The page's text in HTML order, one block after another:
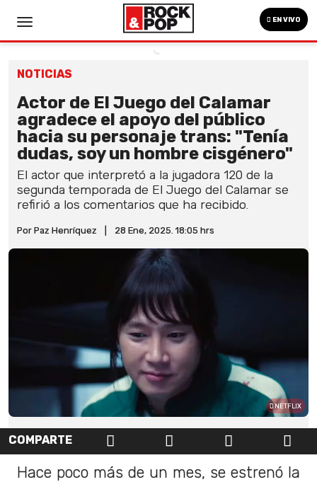
EN VIVO
NOTICIAS
Actor de El Juego del Calamar
agradece el apoyo del público
hacia su personaje trans: "Tenía
dudas, soy un hombre cisgénero"
El actor que interpretó a la jugadora 120 de la
segunda temporada de El Juego del Calamar se
refirió a los comentarios que ha recibido.
Por Paz Henríquez 28 Ene, 2025. 18:05 hrs
NETFLIX
COMPARTE
Hace poco más de un mes, se estrenó la